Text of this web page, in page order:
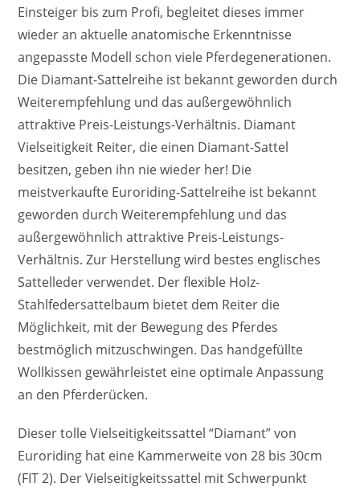
Einsteiger bis zum Profi, begleitet dieses immer
wieder an aktuelle anatomische Erkenntnisse
angepasste Modell schon viele Pferdegenerationen.
Die Diamant-Sattelreihe ist bekannt geworden durch
Weiterempfehlung und das außergewöhnlich
attraktive Preis-Leistungs-Verhältnis. Diamant
Vielseitigkeit Reiter, die einen Diamant-Sattel
besitzen, geben ihn nie wieder her! Die
meistverkaufte Euroriding-Sattelreihe ist bekannt
geworden durch Weiterempfehlung und das
außergewöhnlich attraktive Preis-Leistungs-
Verhältnis. Zur Herstellung wird bestes englisches
Sattelleder verwendet. Der flexible Holz-
Stahlfedersattelbaum bietet dem Reiter die
Möglichkeit, mit der Bewegung des Pferdes
bestmöglich mitzuschwingen. Das handgefüllte
Wollkissen gewährleistet eine optimale Anpassung
an den Pferderücken.
Dieser tolle Vielseitigkeitssattel “Diamant” von
Euroriding hat eine Kammerweite von 28 bis 30cm
(FIT 2). Der Vielseitigkeitssattel mit Schwerpunkt